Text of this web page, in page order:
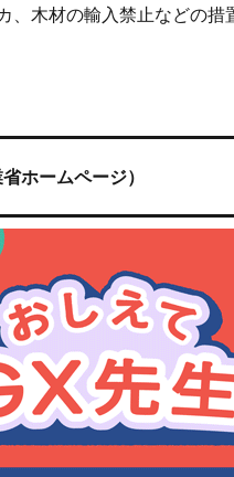
、木材の輸入禁止などの
ホームページ）